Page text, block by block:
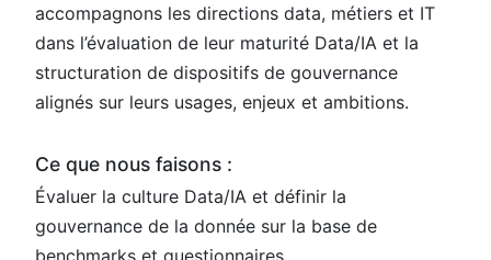
accompagnons les directions data, métiers et IT
dans l’évaluation de leur maturité Data/IA et la
structuration de dispositifs de gouvernance
alignés sur leurs usages, enjeux et ambitions.
Ce que nous faisons :
Évaluer la culture Data/IA et définir la
gouvernance de la donnée​​​​​ sur la base de
benchmarks et questionnaires.